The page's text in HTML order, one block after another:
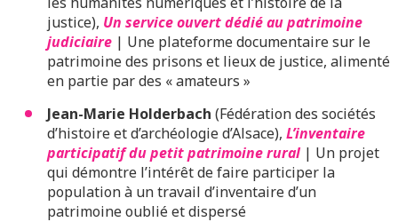
justice), Un service ouvert dédié au patrimoine
judiciaire | Une plateforme documentaire sur le
patrimoine des prisons et lieux de justice, alimenté
en partie par des « amateurs »
Jean-Marie Holderbach (Fédération des sociétés
d’histoire et d’archéologie d’Alsace), L’inventaire
participatif du petit patrimoine rural| Un projet
qui démontre l’intérêt de faire participer la
population à un travail d’inventaire d’un
patrimoine oublié et dispersé